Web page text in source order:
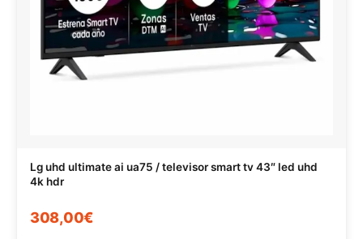
Lg uhd ultimate ai ua75 / televisor smart tv 43″ led uhd
4k hdr
308,00€